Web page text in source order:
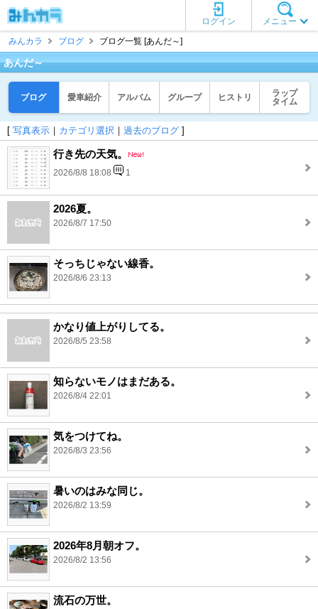
メニュー
ログイン
みんカラ
ブログ ブログ一覧 [あんだ～]
あんだ～
ブログ 愛車紹介 アルバム グループ ヒストリ
ラップ
タイム
[ 写真表示 ｜ カテゴリ選択 ｜ 過去のブログ ]
行き先の天気。
2026/8/8 18:08 1
2026夏。
2026/8/7 17:50
そっちじゃない線香。
2026/8/6 23:13
かなり値上がりしてる。
2026/8/5 23:58
知らないモノはまだある。
2026/8/4 22:01
気をつけてね。
2026/8/3 23:56
暑いのはみな同じ。
2026/8/2 13:59
2026年8月朝オフ。
2026/8/2 13:56
流石の万世。